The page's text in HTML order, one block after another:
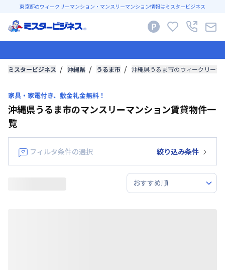
東京都のウィークリーマンション・マンスリーマンション情報はミスタービジネス
ミスタービジネス 沖縄県 うるま市 沖縄県うるま市のウィークリー
家具・家電付き、敷金礼金無料！
沖縄県うるま市のマンスリーマンション賃貸物件一
覧
フィルタ条件の選択 絞り込み条件